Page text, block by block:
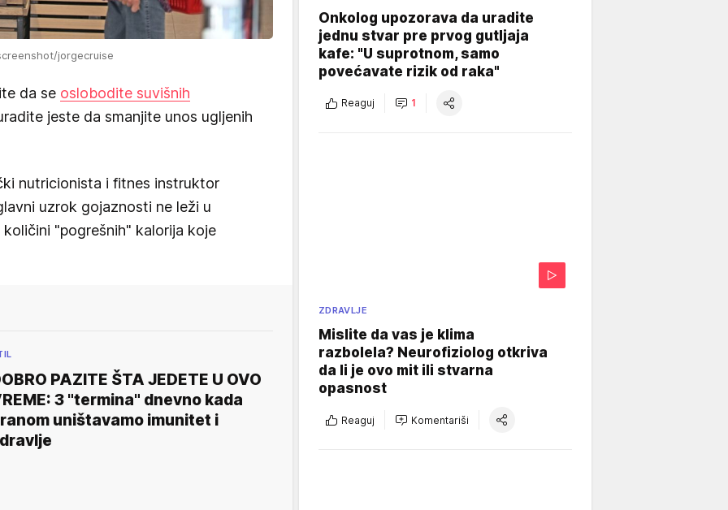
jorgecruise
da se oslobodite suvišnih
jeste da smanjite unos ugljenih
nutricionista i fitnes instruktor
uzrok gojaznosti ne leži u
"pogrešnih" kalorija koje
PAZITE ŠTA JEDETE U OVO
3 "termina" dnevno kada
uništavamo imunitet i
Onkolog upozorava da uradite
jednu stvar pre prvog gutljaja
kafe: "U suprotnom, samo
povećavate rizik od raka"
Reaguj 1
ZDRAVLJE
Mislite da vas je klima
razbolela? Neurofiziolog otkriva
da li je ovo mit ili stvarna
opasnost
Reaguj Komentariši